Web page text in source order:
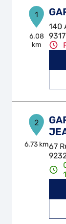
1
6.08
km
140
2
6.73 km67